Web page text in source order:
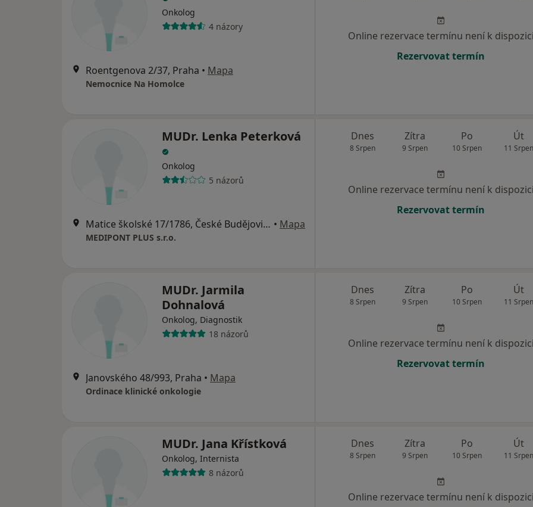
Onkolog
4 názory
Roentgenova 2/37, Praha • Mapa
Nemocnice Na Homolce
Online rezervace termínu není k dispozici
Rezervovat termín
MUDr. Lenka Peterková
Onkolog
5 názorů
Matice školské 17/1786, České Budějovice • Mapa
MEDIPONT PLUS s.r.o.
Dnes
8 Srpen
Zítra
9 Srpen
Po
10 Srpen
Út
11 Srpen
Online rezervace termínu není k dispozici
Rezervovat termín
MUDr. Jarmila
Dohnalová
Onkolog, Diagnostik
18 názorů
Janovského 48/993, Praha • Mapa
Ordinace klinické onkologie
Dnes
8 Srpen
Zítra
9 Srpen
Po
10 Srpen
Út
11 Srpen
Online rezervace termínu není k dispozici
Rezervovat termín
MUDr. Jana Křístková
Onkolog, Internista
8 názorů
Dnes
8 Srpen
Zítra
9 Srpen
Po
10 Srpen
Út
11 Srpen
Online rezervace termínu není k dispozici